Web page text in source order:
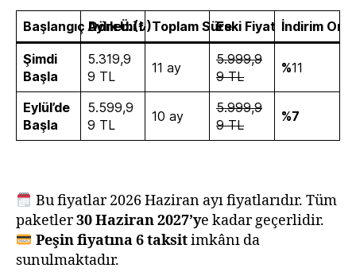
Başlangıç Dönemi
Aylık Ü. (₺)Toplam SüreEski Fiyat İndirim
Şimdi
Başla
5.319,9
9 TL
11 ay
5.999,9
9 TL
%11
Eylül’de
Başla
5.599,9
9 TL
10 ay
5.999,9
9 TL
%7
Bu fiyatlar 2026 Haziran ayı fiyatlarıdır. Tüm
paketler30 Haziran 2027’ye kadar geçerlidir.
Peşin fiyatına 6 taksitimkânı da
sunulmaktadır.